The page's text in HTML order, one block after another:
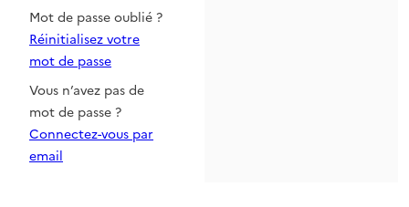
Mot de passe oublié ?
Réinitialisez votre
mot de passe
Vous n’avez pas de
mot de passe ?
Connectez-vous par
email